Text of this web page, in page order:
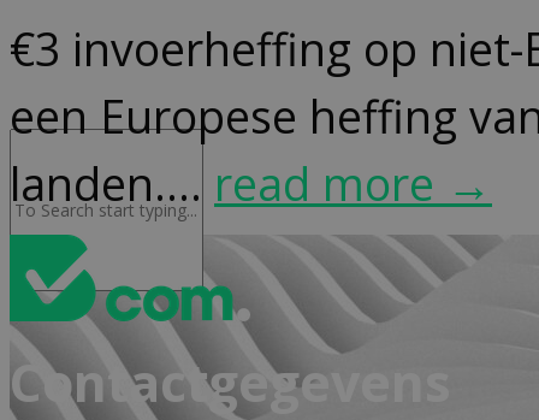
€3 invoerheffing op niet-
een Europese heffing
landen.... read more →
Contactgegevens